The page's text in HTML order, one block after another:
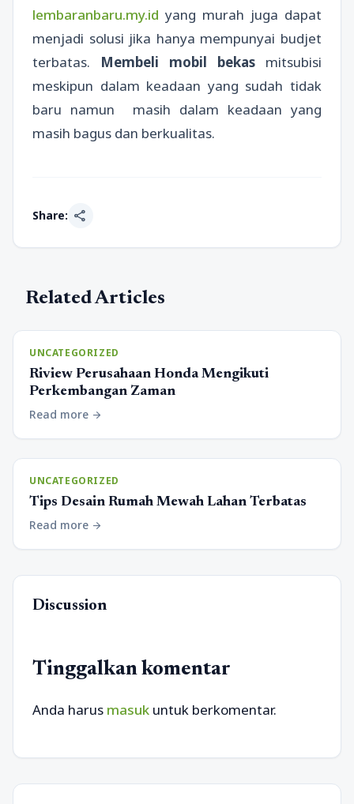
lembaranbaru.my.id yang murah juga dapat
menjadi solusi jika hanya mempunyai budjet
terbatas. Membeli mobil bekas mitsubisi
meskipun dalam keadaan yang sudah tidak
baru namun masih dalam keadaan yang
masih bagus dan berkualitas.
Share: share
Related Articles
UNCATEGORIZED
Riview Perusahaan Honda Mengikuti
Perkembangan Zaman
Read more arrow_forward
UNCATEGORIZED
Tips Desain Rumah Mewah Lahan Terbatas
Read more arrow_forward
Discussion
Tinggalkan komentar
Anda harus masuk untuk berkomentar.